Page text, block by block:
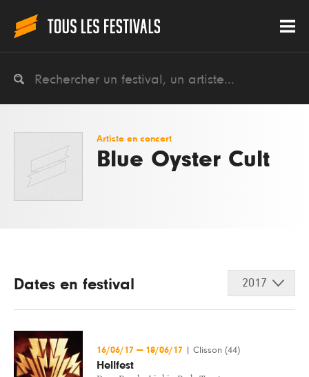
Artiste en concert
Blue Oyster Cult
Dates en festival 2017
16/06/17 — 18/06/17 Clisson (44)
Hellfest